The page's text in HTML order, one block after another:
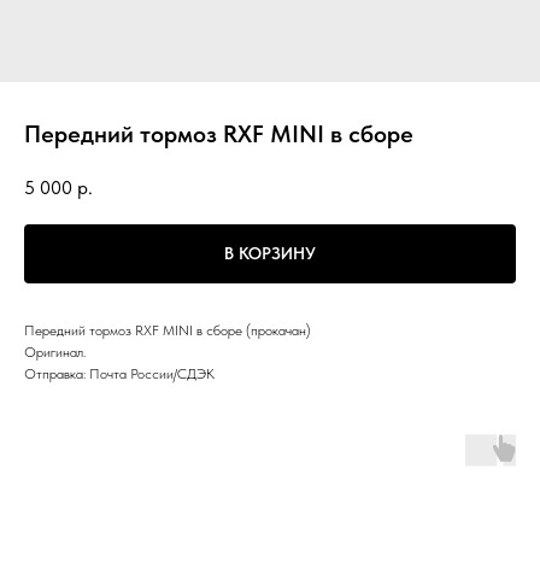
Передний тормоз RXF MINI в сборе
5 000 р.
В КОРЗИНУ
Передний тормоз RXF MINI в сборе (прокачан)
Оригинал.
Отправка: Почта России/СДЭК